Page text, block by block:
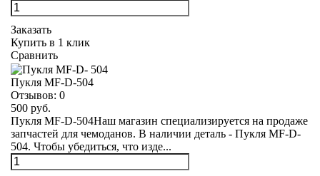
Заказать
Купить в 1 клик
Сравнить
Пукля MF-D-504
Отзывов: 0
500 руб.
Пукля MF-D-504Наш магазин специализируется на продаже
запчастей для чемоданов. В наличии деталь - Пукля MF-D-
504. Чтобы убедиться, что изде...